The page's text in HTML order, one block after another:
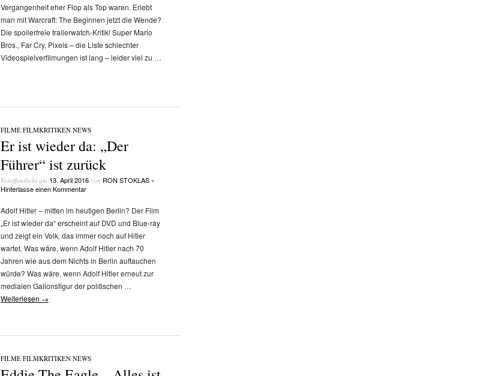
Vergangenheit eher Flop als Top waren. Erlebt
man mit Warcraft: The Beginnen jetzt die Wende?
Die spoilerfreie trailerwatch-Kritik! Super Mario
Bros., Far Cry, Pixels – die Liste schlechter
Videospielverfilmungen ist lang – leider viel zu …
FILME/FILMKRITIKEN/NEWS
Er ist wieder da: „Der
Führer“ ist zurück
Veröffentlicht am 13. April 2016von RON STOKLAS •
Hinterlasse einen Kommentar
Adolf Hitler – mitten im heutigen Berlin? Der Film
„Er ist wieder da“ erscheint auf DVD und Blue-ray
und zeigt ein Volk, das immer noch auf Hitler
wartet. Was wäre, wenn Adolf Hitler nach 70
Jahren wie aus dem Nichts in Berlin auftauchen
würde? Was wäre, wenn Adolf Hitler erneut zur
medialen Galionsfigur der politischen …
Weiterlesen →
FILME/FILMKRITIKEN/NEWS